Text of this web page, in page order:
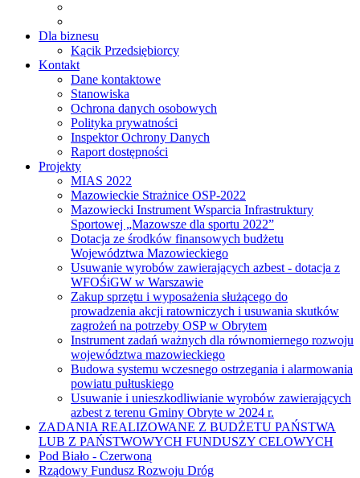
Dla biznesu
Kącik Przedsiębiorcy
Kontakt
Dane kontaktowe
Stanowiska
Ochrona danych osobowych
Polityka prywatności
Inspektor Ochrony Danych
Raport dostępności
Projekty
MIAS 2022
Mazowieckie Strażnice OSP-2022
Mazowiecki Instrument Wsparcia Infrastruktury
Sportowej „Mazowsze dla sportu 2022”
Dotacja ze środków finansowych budżetu
Województwa Mazowieckiego
Usuwanie wyrobów zawierających azbest - dotacja z
WFOŚiGW w Warszawie
Zakup sprzętu i wyposażenia służącego do
prowadzenia akcji ratowniczych i usuwania skutków
zagrożeń na potrzeby OSP w Obrytem
Instrument zadań ważnych dla równomiernego rozwoju
województwa mazowieckiego
Budowa systemu wczesnego ostrzegania i alarmowania
powiatu pułtuskiego
Usuwanie i unieszkodliwianie wyrobów zawierających
azbest z terenu Gminy Obryte w 2024 r.
ZADANIA REALIZOWANE Z BUDŻETU PAŃSTWA
LUB Z PAŃSTWOWYCH FUNDUSZY CELOWYCH
Pod Biało - Czerwoną
Rządowy Fundusz Rozwoju Dróg